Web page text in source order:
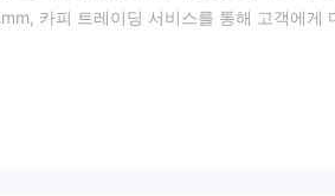
카피 트레이딩 서비스를 통해 고객에
계정은 경험이 많은 트레이더를 대상으